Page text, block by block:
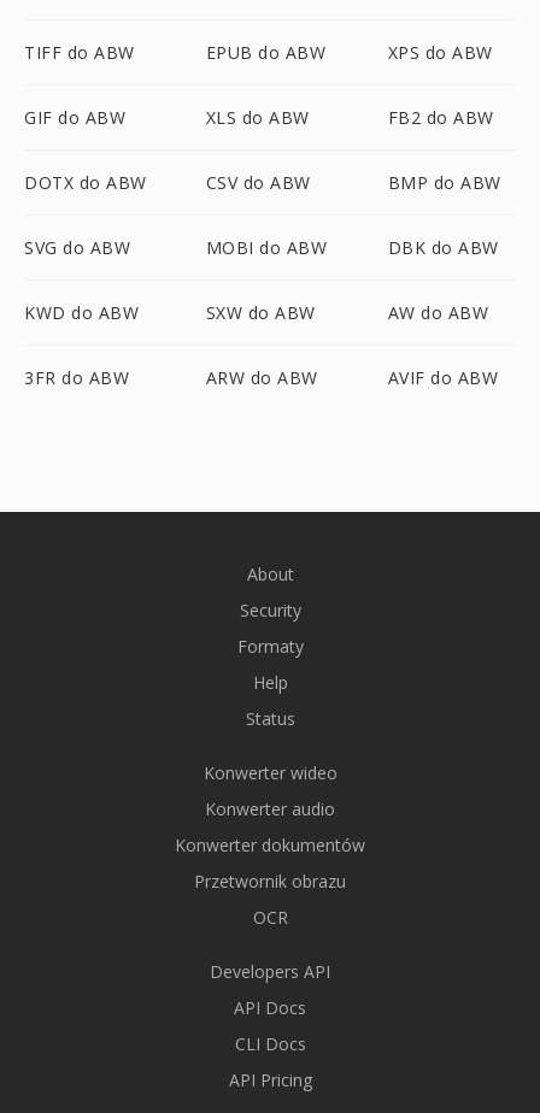
TIFF do ABW EPUB do ABW XPS do ABW
GIF do ABW XLS do ABW FB2 do ABW
DOTX do ABW CSV do ABW BMP do ABW
SVG do ABW MOBI do ABW DBK do ABW
KWD do ABW SXW do ABW AW do ABW
3FR do ABW ARW do ABW AVIF do ABW
About
Security
Formaty
Help
Status
Konwerter wideo
Konwerter audio
Konwerter dokumentów
Przetwornik obrazu
OCR
Developers API
API Docs
CLI Docs
API Pricing